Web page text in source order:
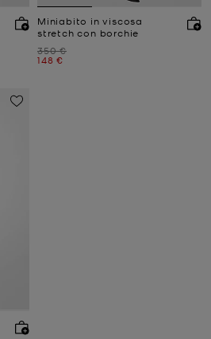
Miniabito in viscosa
stretch con borchie
Prezzo iniziale
350 €
Prezzo attuale
148 €